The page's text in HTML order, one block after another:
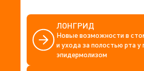
ЛОНГРИД
Новые возможности в
и ухода за полостью рта у
эпидермолизом